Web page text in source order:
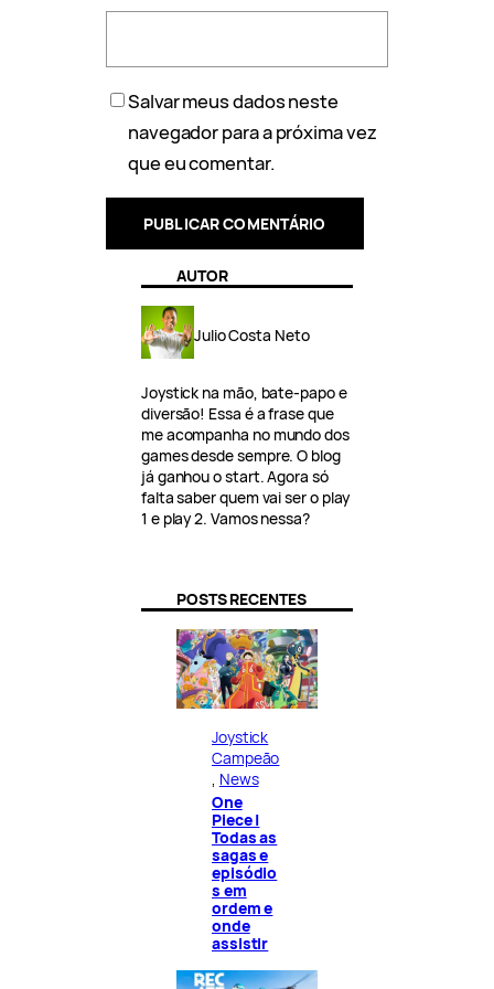
Salvar meus dados neste
navegador para a próxima vez
que eu comentar.
AUTOR
Julio Costa Neto
Joystick na mão, bate-papo e
diversão! Essa é a frase que
me acompanha no mundo dos
games desde sempre. O blog
já ganhou o start. Agora só
falta saber quem vai ser o play
1 e play 2. Vamos nessa?
POSTS RECENTES
Joystick
Campeão
, News
One
Piece |
Todas as
sagas e
episódio
s em
ordem e
onde
assistir